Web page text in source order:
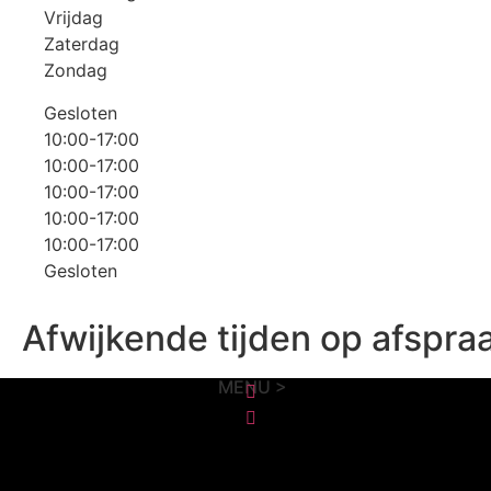
Vrijdag
Zaterdag
Zondag
Gesloten
10:00-17:00
10:00-17:00
10:00-17:00
10:00-17:00
10:00-17:00
Gesloten
Afwijkende tijden op
MENU >